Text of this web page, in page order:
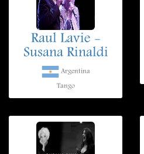
Raul Lavie -
Susana Rinaldi
Argentina
Tango